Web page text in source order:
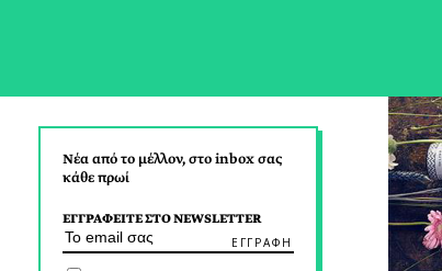
Νέα από το μέλλον, στο inbox σας
κάθε πρωί
ΕΓΓΡΑΦΕΙΤΕ ΣΤΟ NEWSLETTER